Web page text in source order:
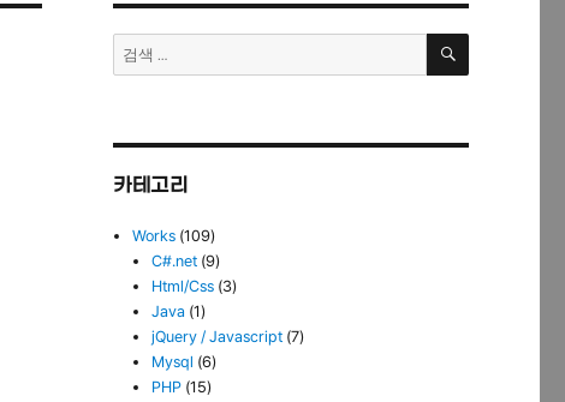
검
색:
검
카테고리
Works (109)
C#.net (9)
Html/Css (3)
Java (1)
jQuery / Javascript (7)
Mysql (6)
PHP (15)